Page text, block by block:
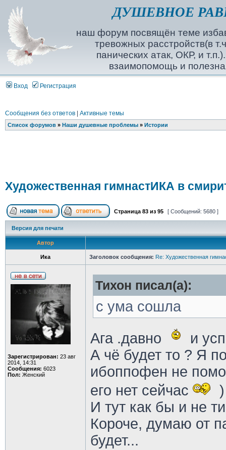
ДУШЕВНОЕ
наш форум посвящён теме
тревожных расстройств(в
панических атак, ОКР, и
взаимопомощь и
Вход Регистрация
Сообщения без ответов| Активные темы
Список форумов» Наши душевные проблемы» Истории
Художественная гимнастИКА в
Страница 83из 95 [ Сообщений: 5680 ]
Версия для печати
Автор
Ика Заголовок сообщения: Re: Художественная
Зарегистрирован: 23 авг
2014, 14:31
Сообщения: 6023
Пол: Женский
Тихон писал(а):
с ума сошла
Ага .давно
и
А чё будет то ? Я
ибоппофен не
его нет сейчас
)
И тут как бы и не
Короче, думаю от
будет...